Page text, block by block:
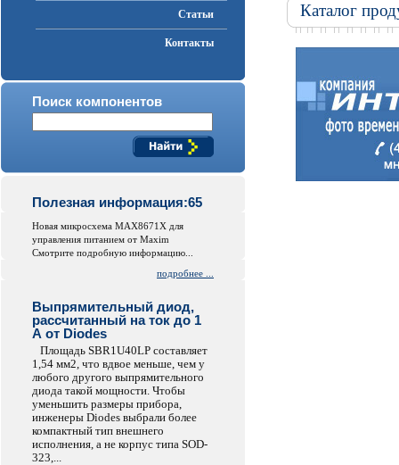
Статьи
Контакты
Поиск компонентов
Полезная информация:65
Новая микросхема MAX8671X для
управления питанием от Maxim
Смотрите подробную информацию...
подробнее ...
Выпрямительный диод,
рассчитанный на ток до 1
А от Diodes
Площадь SBR1U40LP составляет
1,54 мм2, что вдвое меньше, чем у
любого другого выпрямительного
диода такой мощности. Чтобы
уменьшить размеры прибора,
инженеры Diodes выбрали более
компактный тип внешнего
исполнения, а не корпус типа SOD-
323,...
Каталог